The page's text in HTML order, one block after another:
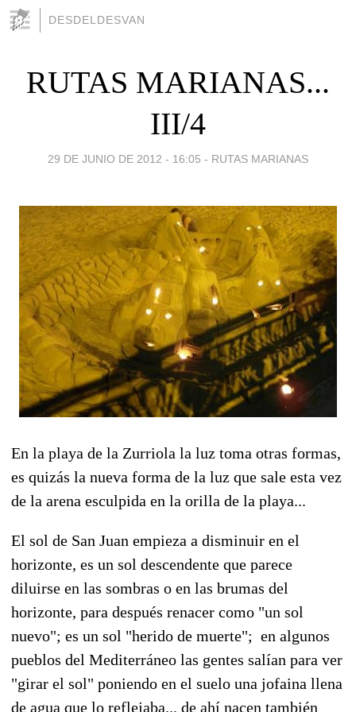
DESDELDESVAN
RUTAS MARIANAS...
III/4
29 DE JUNIO DE 2012 - 16:05 - RUTAS MARIANAS
En la playa de la Zurriola la luz toma otras formas,
es quizás la nueva forma de la luz que sale esta vez
de la arena esculpida en la orilla de la playa...
El sol de San Juan empieza a disminuir en el
horizonte, es un sol descendente que parece
diluirse en las sombras o en las brumas del
horizonte, para después renacer como "un sol
nuevo"; es un sol "herido de muerte"; en algunos
pueblos del Mediterráneo las gentes salían para ver
"girar el sol" poniendo en el suelo una jofaina llena
de agua que lo reflejaba... de ahí nacen también